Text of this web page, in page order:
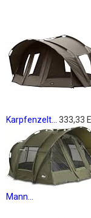
Karpfenzelt...
333,33
Mann...